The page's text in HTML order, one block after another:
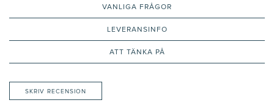
VANLIGA FRÅGOR
LEVERANSINFO
ATT TÄNKA PÅ
SKRIV RECENSION